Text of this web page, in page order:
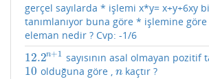
gerçel sayılarda * işlemi x*y= x+y+6xy
tanımlanıyor buna göre * işlemine
eleman nedir ? Cvp: -1/6
12.2n+1
12.2n+1 sayısının asal olmayan pozitif
10
10 olduğuna göre , n
n kaçtır ?